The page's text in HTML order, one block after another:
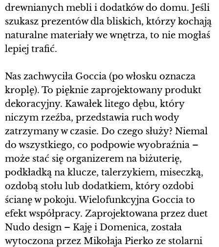
drewnianych mebli i dodatków do domu. Jeśli
szukasz prezentów dla bliskich, którzy kochają
naturalne materiały we wnętrza, to nie mogłaś
lepiej trafić.
Nas zachwyciła Goccia (po włosku oznacza
kroplę). To pięknie zaprojektowany produkt
dekoracyjny. Kawałek litego dębu, który
niczym rzeźba, przedstawia ruch wody
zatrzymany w czasie. Do czego służy? Niemal
do wszystkiego, co podpowie wyobraźnia –
może stać się organizerem na biżuterię,
podkładką na klucze, talerzykiem, miseczką,
ozdobą stołu lub dodatkiem, który ozdobi
ścianę w pokoju. Wielofunkcyjna Goccia to
efekt współpracy. Zaprojektowana przez duet
Nudo design – Kaję i Domenica, została
wytoczona przez Mikołaja Pierko ze stolarni